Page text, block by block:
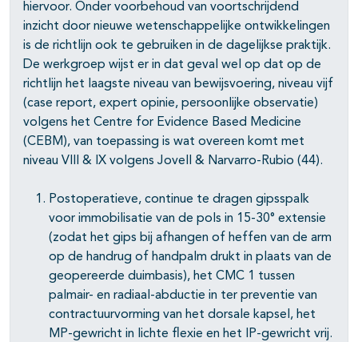
hiervoor. Onder voorbehoud van voortschrijdend
inzicht door nieuwe wetenschappelijke ontwikkelingen
is de richtlijn ook te gebruiken in de dagelijkse praktijk.
De werkgroep wijst er in dat geval wel op dat op de
richtlijn het laagste niveau van bewijsvoering, niveau vijf
(case report, expert opinie, persoonlijke observatie)
volgens het Centre for Evidence Based Medicine
(CEBM), van toepassing is wat overeen komt met
niveau VIII & IX volgens Jovell & Narvarro-Rubio (44).
Postoperatieve, continue te dragen gipsspalk
voor immobilisatie van de pols in 15-30° extensie
(zodat het gips bij afhangen of heffen van de arm
op de handrug of handpalm drukt in plaats van de
geopereerde duimbasis), het CMC 1 tussen
palmair- en radiaal-abductie in ter preventie van
contractuurvorming van het dorsale kapsel, het
MP-gewricht in lichte flexie en het IP-gewricht vrij.